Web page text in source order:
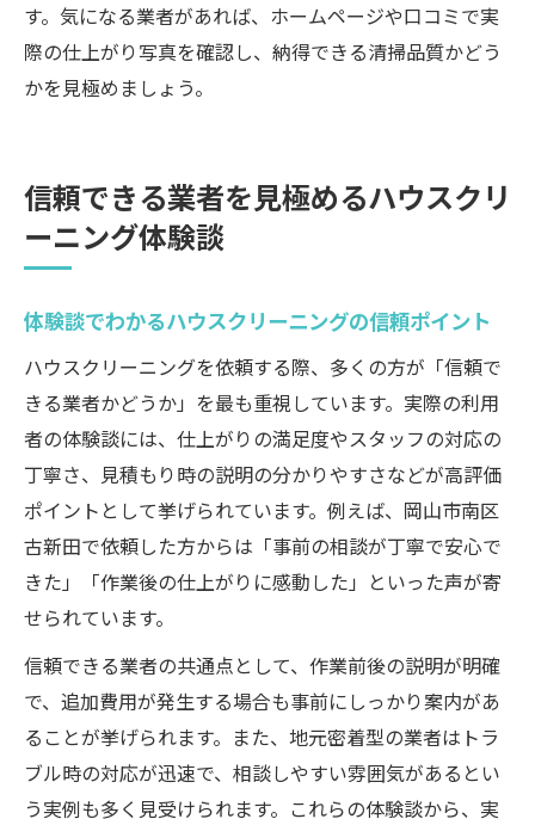
す。気になる業者があれば、ホームページや口コミで実
際の仕上がり写真を確認し、納得できる清掃品質かどう
かを見極めましょう。
信頼できる業者を見極めるハウスクリ
ーニング体験談
体験談でわかるハウスクリーニングの信頼ポイント
ハウスクリーニングを依頼する際、多くの方が「信頼で
きる業者かどうか」を最も重視しています。実際の利用
者の体験談には、仕上がりの満足度やスタッフの対応の
丁寧さ、見積もり時の説明の分かりやすさなどが高評価
ポイントとして挙げられています。例えば、岡山市南区
古新田で依頼した方からは「事前の相談が丁寧で安心で
きた」「作業後の仕上がりに感動した」といった声が寄
せられています。
信頼できる業者の共通点として、作業前後の説明が明確
で、追加費用が発生する場合も事前にしっかり案内があ
ることが挙げられます。また、地元密着型の業者はトラ
ブル時の対応が迅速で、相談しやすい雰囲気があるとい
う実例も多く見受けられます。これらの体験談から、実